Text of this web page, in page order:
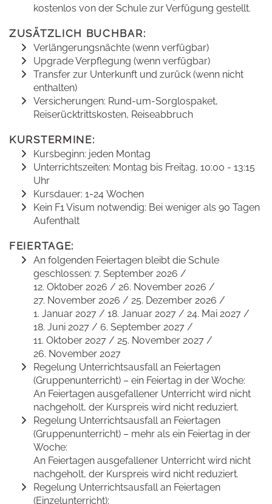
kostenlos von der Schule zur Verfügung gestellt.
ZUSÄTZLICH BUCHBAR:
Verlängerungsnächte (wenn verfügbar)
Upgrade Verpflegung (wenn verfügbar)
Transfer zur Unterkunft und zurück (wenn nicht
enthalten)
Versicherungen: Rund-um-Sorglospaket,
Reiserücktrittskosten, Reiseabbruch
KURSTERMINE:
Kursbeginn: jeden Montag
Unterrichtszeiten: Montag bis Freitag, 10:00 - 13:15
Uhr
Kursdauer: 1-24 Wochen
Kein F1 Visum notwendig: Bei weniger als 90 Tagen
Aufenthalt
FEIERTAGE:
An folgenden Feiertagen bleibt die Schule
geschlossen: 7. September 2026 /
12. Oktober 2026 / 26. November 2026 /
27. November 2026 / 25. Dezember 2026 /
1. Januar 2027 / 18. Januar 2027 / 24. Mai 2027 /
18. Juni 2027 / 6. September 2027 /
11. Oktober 2027 / 25. November 2027 /
26. November 2027
Regelung Unterrichtsausfall an Feiertagen
(Gruppenunterricht) – ein Feiertag in der Woche:
An Feiertagen ausgefallener Unterricht wird nicht
nachgeholt, der Kurspreis wird nicht reduziert.
Regelung Unterrichtsausfall an Feiertagen
(Gruppenunterricht) – mehr als ein Feiertag in der
Woche:
An Feiertagen ausgefallener Unterricht wird nicht
nachgeholt, der Kurspreis wird nicht reduziert.
Regelung Unterrichtsausfall an Feiertagen
(Einzelunterricht):